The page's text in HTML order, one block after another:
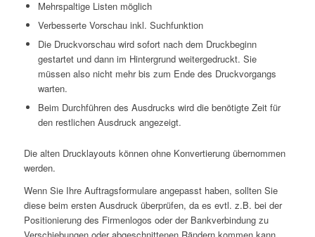
Mehrspaltige Listen möglich
Verbesserte Vorschau inkl. Suchfunktion
Die Druckvorschau wird sofort nach dem Druckbeginn
gestartet und dann im Hintergrund weitergedruckt. Sie
müssen also nicht mehr bis zum Ende des Druckvorgangs
warten.
Beim Durchführen des Ausdrucks wird die benötigte Zeit für
den restlichen Ausdruck angezeigt.
Die alten Drucklayouts können ohne Konvertierung übernommen
werden.
Wenn Sie Ihre Auftragsformulare angepasst haben, sollten Sie
diese beim ersten Ausdruck überprüfen, da es evtl. z.B. bei der
Positionierung des Firmenlogos oder der Bankverbindung zu